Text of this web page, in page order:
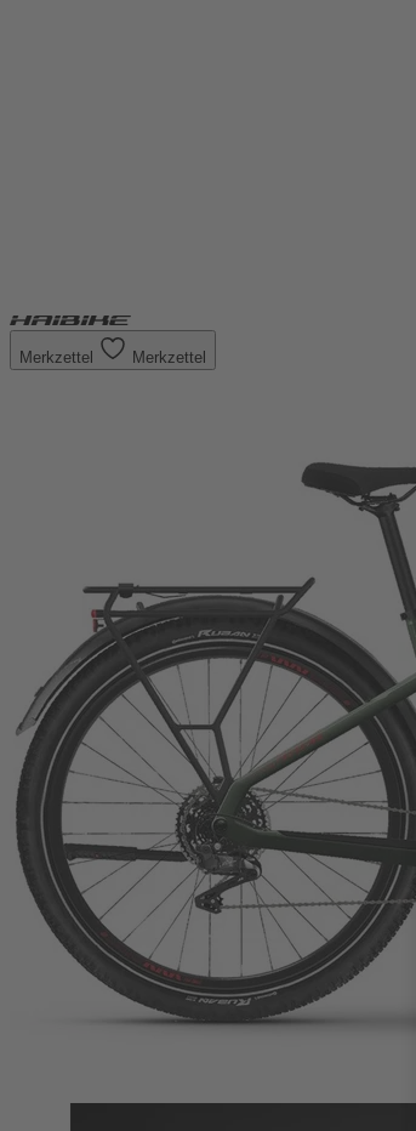
Merkzettel Merkzettel